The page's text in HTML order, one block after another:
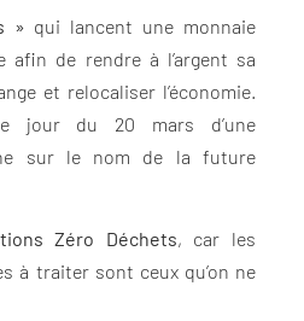
» qui lancent une monnaie
afin de rendre à l’argent sa
et relocaliser l’économie.
jour du 20 mars d’une
sur le nom de la future
Zéro Déchets, car les
à traiter sont ceux qu’on ne